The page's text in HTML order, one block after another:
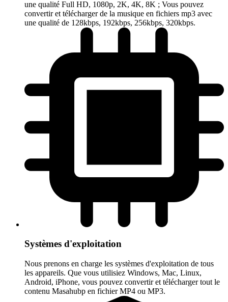
une qualité Full HD, 1080p, 2K, 4K, 8K ; Vous pouvez
convertir et télécharger de la musique en fichiers mp3 avec
une qualité de 128kbps, 192kbps, 256kbps, 320kbps.
Systèmes d'exploitation
Nous prenons en charge les systèmes d'exploitation de tous
les appareils. Que vous utilisiez Windows, Mac, Linux,
Android, iPhone, vous pouvez convertir et télécharger tout le
contenu Masahubp en fichier MP4 ou MP3.